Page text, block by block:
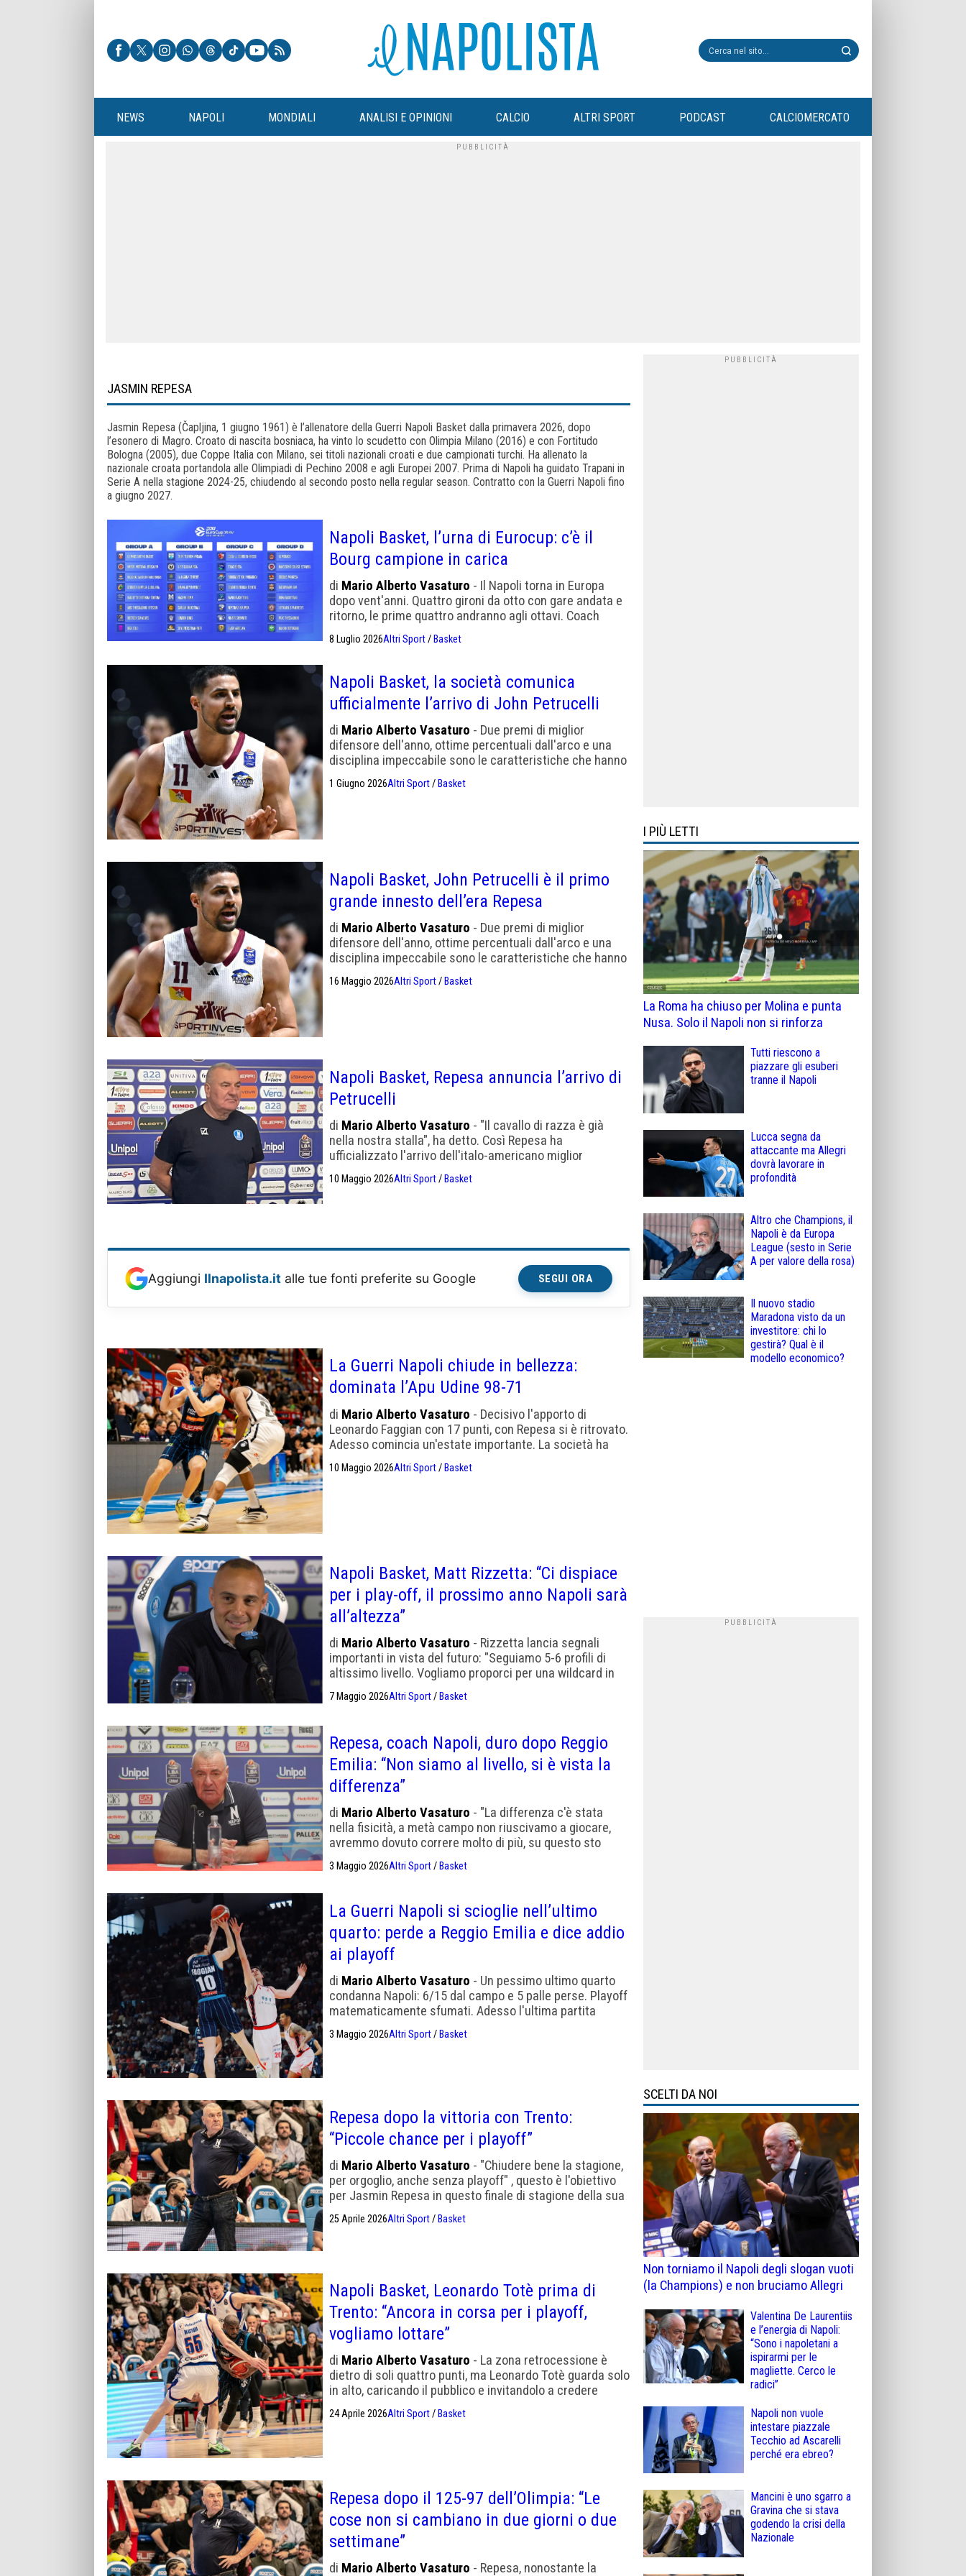
NEWS NAPOLI MONDIALI ANALISI E OPINIONI CALCIO ALTRI SPORT PODCAST CALCIOMERCATO
JASMIN REPESA
Jasmin Repesa (Čapljina, 1 giugno 1961) è l’allenatore della Guerri Napoli Basket dalla primavera 2026, dopo
l’esonero di Magro. Croato di nascita bosniaca, ha vinto lo scudetto con Olimpia Milano (2016) e con Fortitudo
Bologna (2005), due Coppe Italia con Milano, sei titoli nazionali croati e due campionati turchi. Ha allenato la
nazionale croata portandola alle Olimpiadi di Pechino 2008 e agli Europei 2007. Prima di Napoli ha guidato Trapani in
Serie A nella stagione 2024-25, chiudendo al secondo posto nella regular season. Contratto con la Guerri Napoli fino
a giugno 2027.
Napoli Basket, l’urna di Eurocup: c’è il
Bourg campione in carica
di Mario Alberto Vasaturo - Il Napoli torna in Europa
dopo vent'anni. Quattro gironi da otto con gare andata e
ritorno, le prime quattro andranno agli ottavi. Coach
Repesa: “Sono tutte più esperte di noi ma vogliamo
competere con tutti”.
8 Luglio 2026Altri Sport/ Basket
Napoli Basket, la società comunica
ufficialmente l’arrivo di John Petrucelli
di Mario Alberto Vasaturo - Due premi di miglior
difensore dell'anno, ottime percentuali dall'arco e una
disciplina impeccabile sono le caratteristiche che hanno
convinto Repesa a portare a Napoli Petrucelli. Hanno già
lavorato insieme a Trapani
1 Giugno 2026Altri Sport/ Basket
Napoli Basket, John Petrucelli è il primo
grande innesto dell’era Repesa
di Mario Alberto Vasaturo - Due premi di miglior
difensore dell'anno, ottime percentuali dall'arco e una
disciplina impeccabile sono le caratteristiche che hanno
lavorato insieme a Trapani
16 Maggio 2026Altri Sport/ Basket
Napoli Basket, Repesa annuncia l’arrivo di
Petrucelli
di Mario Alberto Vasaturo - "Il cavallo di razza è già
nella nostra stalla", ha detto. Così Repesa ha
ufficializzato l'arrivo dell'italo-americano miglior
10 Maggio 2026Altri Sport/ Basket
Aggiungi Ilnapolista.it alle tue fonti preferite su Google SEGUI ORA
La Guerri Napoli chiude in bellezza:
dominata l’Apu Udine 98-71
di Mario Alberto Vasaturo - Decisivo l'apporto di
Leonardo Faggian con 17 punti, con Repesa si è ritrovato.
Adesso comincia un'estate importante. La società ha
10 Maggio 2026Altri Sport/ Basket
Napoli Basket, Matt Rizzetta: “Ci dispiace
per i play-off, il prossimo anno Napoli sarà
all’altezza”
di Mario Alberto Vasaturo - Rizzetta lancia segnali
importanti in vista del futuro: "Seguiamo 5-6 profili di
altissimo livello. Vogliamo proporci per una wildcard in
7 Maggio 2026Altri Sport/ Basket
Repesa, coach Napoli, duro dopo Reggio
Emilia: “Non siamo al livello, si è vista la
differenza”
di Mario Alberto Vasaturo - "La differenza c'è stata
nella fisicità, a metà campo non riuscivamo a giocare,
avremmo dovuto correre molto di più, su questo sto
insistendo dal primo giorno"
3 Maggio 2026Altri Sport/Basket
La Guerri Napoli si scioglie nell’ultimo
quarto: perde a Reggio Emilia e dice addio
ai playoff
di Mario Alberto Vasaturo - Un pessimo ultimo quarto
condanna Napoli: 6/15 dal campo e 5 palle perse. Playoff
matematicamente sfumati. Adesso l'ultima partita
stagione.
3 Maggio 2026Altri Sport/ Basket
Repesa dopo la vittoria con Trento:
“Piccole chance per i playoff”
di Mario Alberto Vasaturo - "Chiudere bene la stagione,
per orgoglio, anche senza playoff" , questo è l'obiettivo
per Jasmin Repesa in questo finale di stagione della sua
suo arrivo.
25 Aprile 2026Altri Sport/ Basket
Napoli Basket, Leonardo Totè prima di
Trento: “Ancora in corsa per i playoff,
vogliamo lottare”
di Mario Alberto Vasaturo - La zona retrocessione è
dietro di soli quattro punti, ma Leonardo Totè guarda solo
in alto, caricando il pubblico e invitandolo a credere
ancora nei playoff: "Vogliamo lottare fino alla fine più
carichi che mai".
24 Aprile 2026Altri Sport/ Basket
Repesa dopo il 125-97 dell’Olimpia: “Le
cose non si cambiano in due giorni o due
settimane”
di Mario Alberto Vasaturo - Repesa, nonostante la
I PIÙ LETTI
La Roma ha chiuso per Molina e punta
Nusa. Solo il Napoli non si rinforza
Tutti riescono a
piazzare gli esuberi
tranne il Napoli
Lucca segna da
attaccante ma Allegri
dovrà lavorare in
profondità
Altro che Champions, il
Napoli è da Europa
League (sesto in Serie
A per valore della rosa)
Il nuovo stadio
Maradona visto da un
investitore: chi lo
gestirà? Qual è il
modello economico?
SCELTI DA NOI
Non torniamo il Napoli degli slogan vuoti
(la Champions) e non bruciamo Allegri
Valentina De Laurentiis
e l’energia di Napoli:
“Sono i napoletani a
ispirarmi per le
magliette. Cerco le
radici”
Napoli non vuole
intestare piazzale
Tecchio ad Ascarelli
perché era ebreo?
Mancini è uno sgarro a
Gravina che si stava
godendo la crisi della
Nazionale